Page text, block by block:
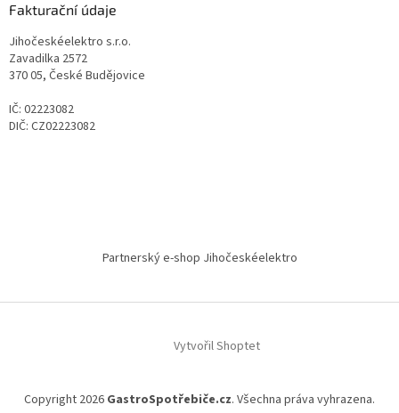
Fakturační údaje
Jihočeskéelektro s.r.o.
Zavadilka 2572
370 05, České Budějovice
IČ: 02223082
DIČ: CZ02223082
Partnerský e-shop Jihočeskéelektro
Vytvořil Shoptet
Copyright 2026 GastroSpotřebiče.cz. Všechna práva vyhrazena.